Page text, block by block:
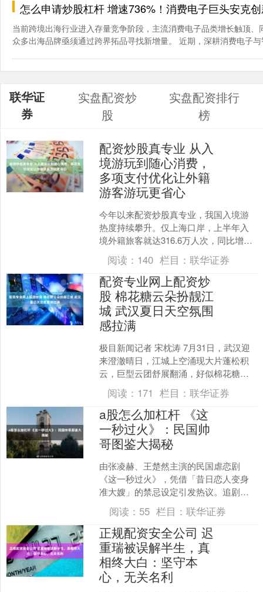
怎么申请炒股杠杆 增速736%！消费电子巨头安克
当前跨境出海行业进入存量竞争阶段，主流消费电子品类增长触顶、
众多出海品牌亟须通过跨界拓品寻找新增量。 近期，深耕消费电子
联华证
券
实盘配资炒
股
实盘配资排行
榜
配资炒股真专业 从入
境游玩到随心消费，
多项支付优化让外籍
游客游玩更省心
今年以来配资炒股真专业，我国入境游
热度持续攀升。仅上海口岸，上半年入
境外籍旅客就达316.6万人次，同比增长
了22%。为适配外籍人士在华支付需求，
我国持续优化配....
阅读： 140 栏目：联华证券
配资专业网上配资炒
股 棉花糖云朵扮靓江
城 武汉夏日天空氛围
感拉满
极目新闻记者 宋枕涛 7月31日，武汉迎
来澄澈晴日，江城上空涌现大片蓬松积
云，巨型云团舒展翻涌，好似棉花糖铺
满蓝天。记者航拍长江沿线，黄鹤楼、
长江大桥与层层白云....
阅读： 171 栏目：联华证券
a股怎么加杠杆 《这
一秒过火》：民国帅
哥图鉴大揭秘
由张凌赫、王楚然主演的民国虐恋剧
《这一秒过火》，凭借「昔日恋人变身
准大嫂」的禁忌设定引发热议。追剧途
中，不少观众惊喜发现，这部剧堪称隐
藏的「民国帅哥图鉴」。除张....
阅读： 55 栏目： 联华证券
正规配资安全公司 迟
重瑞被误解半生，真
相终大白：坚守本
心，无关名利